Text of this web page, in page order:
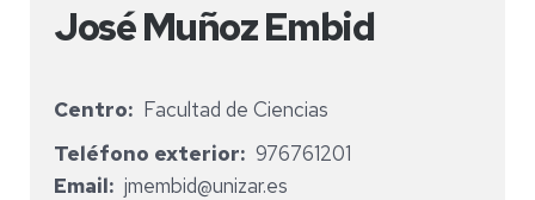
José Muñoz Embid
Centro
Facultad de Ciencias
Teléfono exterior
976761201
Email
jmembid@unizar.es